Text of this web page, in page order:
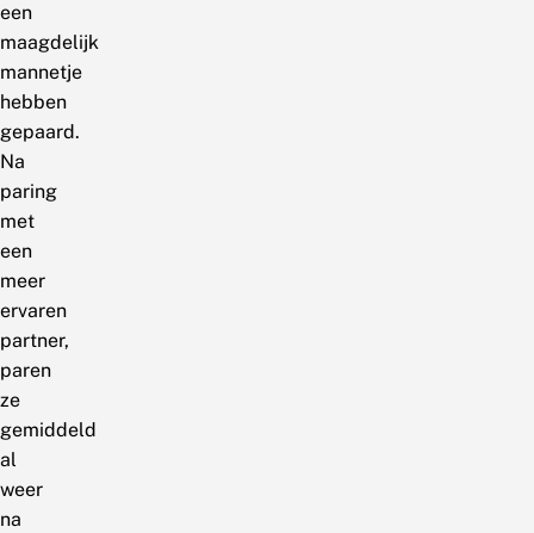
een
maagdelijk
mannetje
hebben
gepaard.
Na
paring
met
een
meer
ervaren
partner,
paren
ze
gemiddeld
al
weer
na